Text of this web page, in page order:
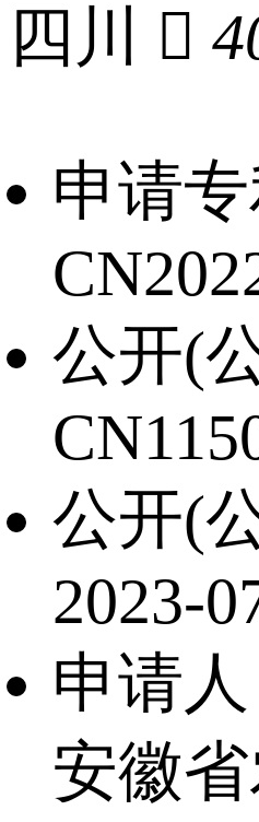
四川

申请
公开(
公开(
2023-
申请人
安徽